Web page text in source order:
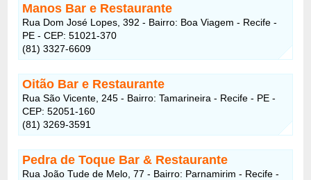
Manos Bar e Restaurante
Rua Dom José Lopes, 392 - Bairro: Boa Viagem - Recife -
PE - CEP: 51021-370
(81) 3327-6609
Oitão Bar e Restaurante
Rua São Vicente, 245 - Bairro: Tamarineira - Recife - PE -
CEP: 52051-160
(81) 3269-3591
Pedra de Toque Bar & Restaurante
Rua João Tude de Melo, 77 - Bairro: Parnamirim - Recife -